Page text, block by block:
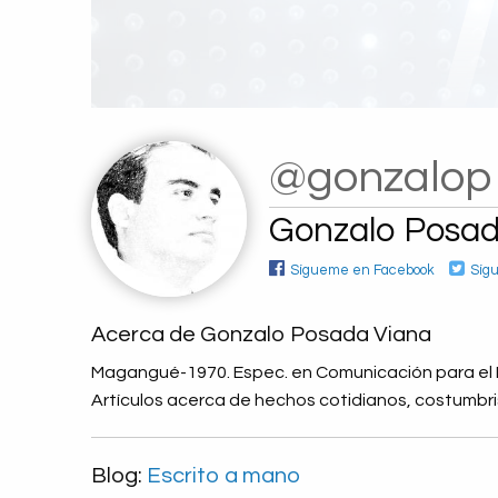
@gonzalop
Gonzalo
Sígueme en Facebook
Acerca de Gonzalo Posada Viana
Magangué-1970. Espec. en Comunicación para el
Artículos acerca de hechos cotidianos,
Blog: Escrito a mano